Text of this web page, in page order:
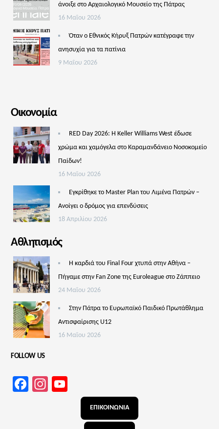
άνοιξε στο Αρχαιολογικό Μουσείο της Πάτρας
16 Μαΐου 2026
Όταν ο Εθνικός Κήρυξ Πατρών κατέγραφε την
ανησυχία για τα πατίνια
9 Μαΐου 2026
Οικονομία
RED Day 2026: Η Keller Williams West έδωσε
χρώμα και χαμόγελα στο Καραμανδάνειο Νοσοκομείο
Παίδων!
16 Μαΐου 2026
Εγκρίθηκε το Master Plan του Λιμένα Πατρών –
Aνοίγει ο δρόμος για επενδύσεις
18 Απριλίου 2026
Αθλητισμός
Η καρδιά του Final Four χτυπά στην Αθήνα –
Πήγαμε στην Fan Zone της Euroleague στο Ζάππειο
24 Μαΐου 2026
Στην Πάτρα το Ευρωπαϊκό Παιδικό Πρωτάθλημα
Αντισφαίρισης U12
16 Μαΐου 2026
FOLLOW US
Facebook
Instagram
Channel
ΕΠΙΚΟΙΝΩΝΙΑ